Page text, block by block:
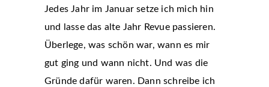
Jedes Jahr im Januar setze ich mich hin
und lasse das alte Jahr Revue passieren.
Überlege, was schön war, wann es mir
gut ging und wann nicht. Und was die
Gründe dafür waren. Dann schreibe ich